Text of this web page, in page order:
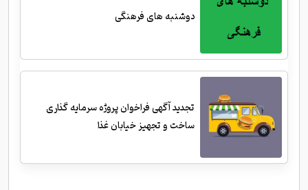
دوشنبه های فرهنگی
تجدید آگهی فراخوان پروژه سرمایه گذاری
ساخت و تجهیز خیابان غذا